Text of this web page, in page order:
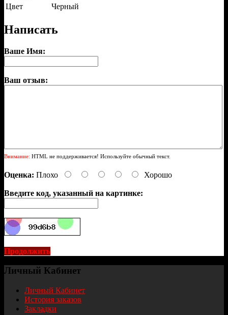
Цвет
Черный
Написать
Ваше Имя:
Ваш отзыв:
Внимание: HTML не поддерживается! Используйте обычный текст.
Оценка: Плохо Хорошо
Введите код, указанный на картинке:
Продолжить
Личный Кабинет
Личный Кабинет
История заказов
Закладки